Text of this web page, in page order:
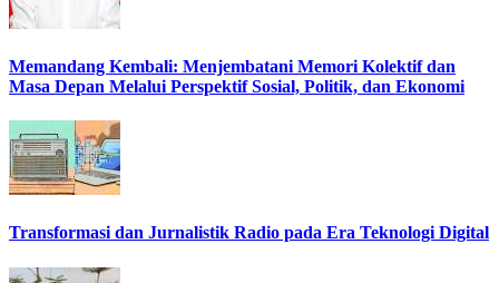
Memandang Kembali: Menjembatani Memori Kolektif dan
Masa Depan Melalui Perspektif Sosial, Politik, dan Ekonomi
Transformasi dan Jurnalistik Radio pada Era Teknologi Digital